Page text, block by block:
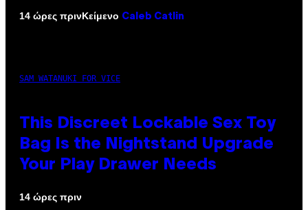
14 ώρες πρινΚείμενο Caleb Catlin
SAM WATANUKI FOR VICE
This Discreet Lockable Sex Toy
Bag Is the Nightstand Upgrade
Your Play Drawer Needs
14 ώρες πριν